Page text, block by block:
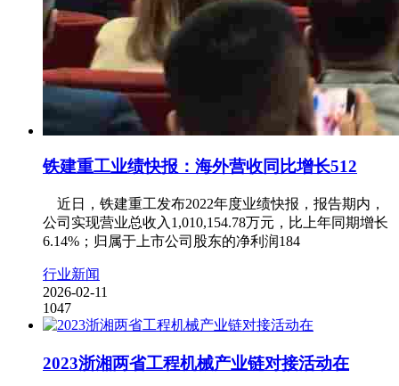
铁建重工业绩快报：海外营收同比增长512
近日，铁建重工发布2022年度业绩快报，报告期内，
公司实现营业总收入1,010,154.78万元，比上年同期增长
6.14%；归属于上市公司股东的净利润184
行业新闻
2026-02-11
1047
2023浙湘两省工程机械产业链对接活动在